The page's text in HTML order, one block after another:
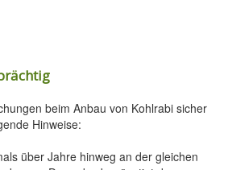
beim Anbau von Kohlrabi sicher
Hinweise:
über Jahre hinweg an der gleichen